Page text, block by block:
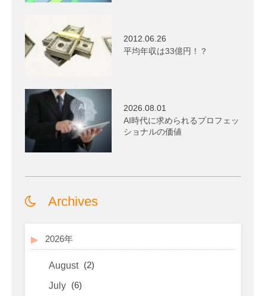
2012.06.26
平均年収は33億円！？
2026.08.01
AI時代に求められるプロフェッ
ショナルの価値
Archives
2026年
August (2)
July (6)